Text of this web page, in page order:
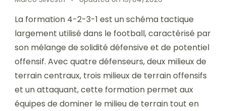
La formation 4-2-3-1 est un schéma tactique
largement utilisé dans le football, caractérisé par
son mélange de solidité défensive et de potentiel
offensif. Avec quatre défenseurs, deux milieux de
terrain centraux, trois milieux de terrain offensifs
et un attaquant, cette formation permet aux
équipes de dominer le milieu de terrain tout en